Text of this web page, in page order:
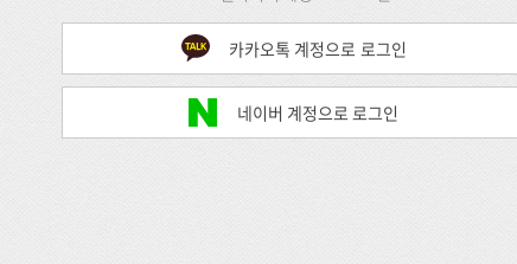
카카오톡 계정으로 로그인
네이버 계정으로 로그인